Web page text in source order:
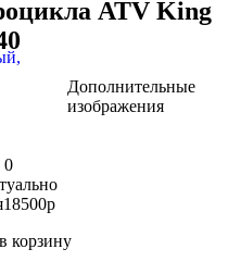
ATV King
Дополнительные
изображения
0
18500p
корзину